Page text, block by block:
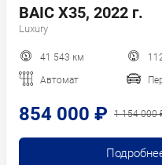
BAIC X35, 2022 г.
Luxury
41 543 км
Автомат
854 000 ₽ 1 154 000